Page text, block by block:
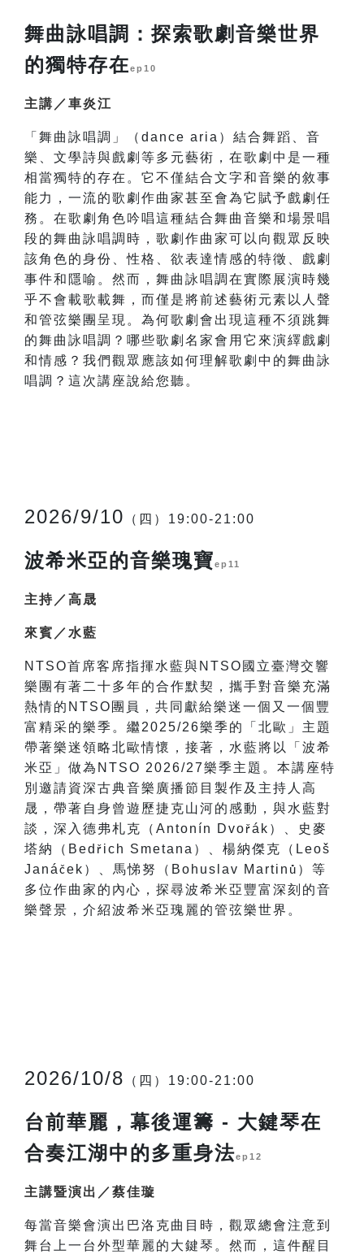
舞曲詠唱調：探索歌劇音樂世界
的獨特存在ep10
主講／車炎江
「舞曲詠唱調」（dance aria）結合舞蹈、音
樂、文學詩與戲劇等多元藝術，在歌劇中是一種
相當獨特的存在。它不僅結合文字和音樂的敘事
能力，一流的歌劇作曲家甚至會為它賦予戲劇任
務。在歌劇角色吟唱這種結合舞曲音樂和場景唱
段的舞曲詠唱調時，歌劇作曲家可以向觀眾反映
該角色的身份、性格、欲表達情感的特徵、戲劇
事件和隱喻。然而，舞曲詠唱調在實際展演時幾
乎不會載歌載舞，而僅是將前述藝術元素以人聲
和管弦樂團呈現。為何歌劇會出現這種不須跳舞
的舞曲詠唱調？哪些歌劇名家會用它來演繹戲劇
和情感？我們觀眾應該如何理解歌劇中的舞曲詠
唱調？這次講座說給您聽。
2026/9/10 （四）19:00-21:00
波希米亞的音樂瑰寶ep11
主持／高晟
來賓／水藍
NTSO首席客席指揮水藍與NTSO國立臺灣交響
樂團有著二十多年的合作默契，攜手對音樂充滿
熱情的NTSO團員，共同獻給樂迷一個又一個豐
富精采的樂季。繼2025/26樂季的「北歐」主題
帶著樂迷領略北歐情懷，接著，水藍將以「波希
米亞」做為NTSO 2026/27樂季主題。本講座特
別邀請資深古典音樂廣播節目製作及主持人高
晟，帶著自身曾遊歷捷克山河的感動，與水藍對
談，深入德弗札克（Antonín Dvořá k ）、史麥
塔納（Bed řich Smetana ）、楊納傑克（Leoš
Janáček ）、馬悌努（Bohuslav Martin ů ）等
多位作曲家的內心，探尋波希米亞豐富深刻的音
樂聲景，介紹波希米亞瑰麗的管弦樂世界。
2026/10/8 （四）19:00-21:00
台前華麗，幕後運籌 - 大鍵琴在
合奏江湖中的多重身法ep12
主講暨演出／蔡佳璇
每當音樂會演出巴洛克曲目時，觀眾總會注意到
舞台上一台外型華麗的大鍵琴。然而，這件醒目